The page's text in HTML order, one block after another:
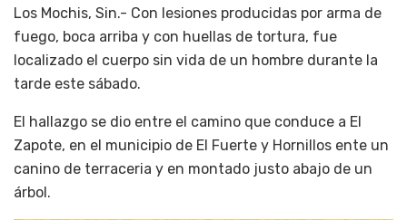
Los Mochis, Sin.- Con lesiones producidas por arma de
fuego, boca arriba y con huellas de tortura, fue
localizado el cuerpo sin vida de un hombre durante la
tarde este sábado.
El hallazgo se dio entre el camino que conduce a El
Zapote, en el municipio de El Fuerte y Hornillos ente un
canino de terraceria y en montado justo abajo de un
árbol.